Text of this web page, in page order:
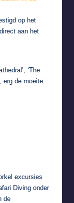
op het
aan het
‘The
erg de moeite
excursies
Diving onder
de